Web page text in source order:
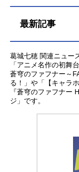
最新記事
葛城七穂 関連ニュー
「アニメ名作の初舞
蒼穹のファフナー～
る！」や「【キャラ
『蒼穹のファフナー
ジ」です。